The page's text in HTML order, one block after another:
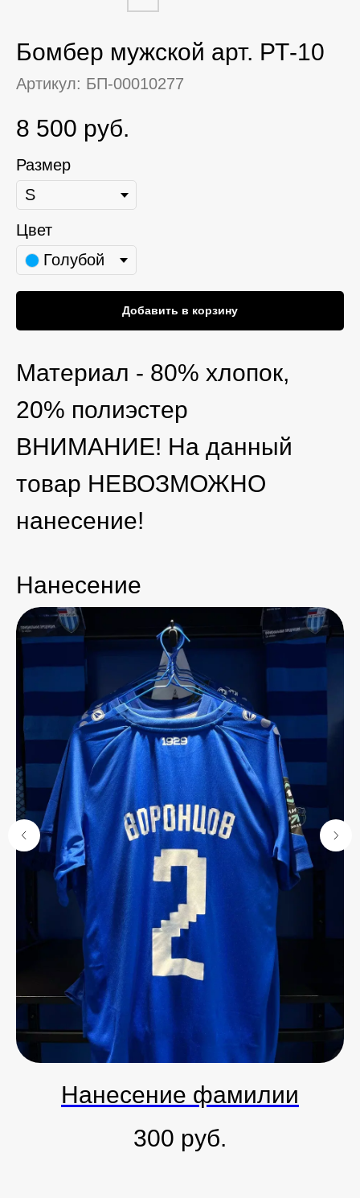
Бомбер мужской арт. РТ-10
Артикул: БП-00010277
8 500 руб.
Размер
Цвет
Голубой
Добавить в корзину
Материал - 80% хлопок,
20% полиэстер
ВНИМАНИЕ! На данный
товар НЕВОЗМОЖНО
нанесение!
Нанесение
Нанесение фамилии
300 руб.